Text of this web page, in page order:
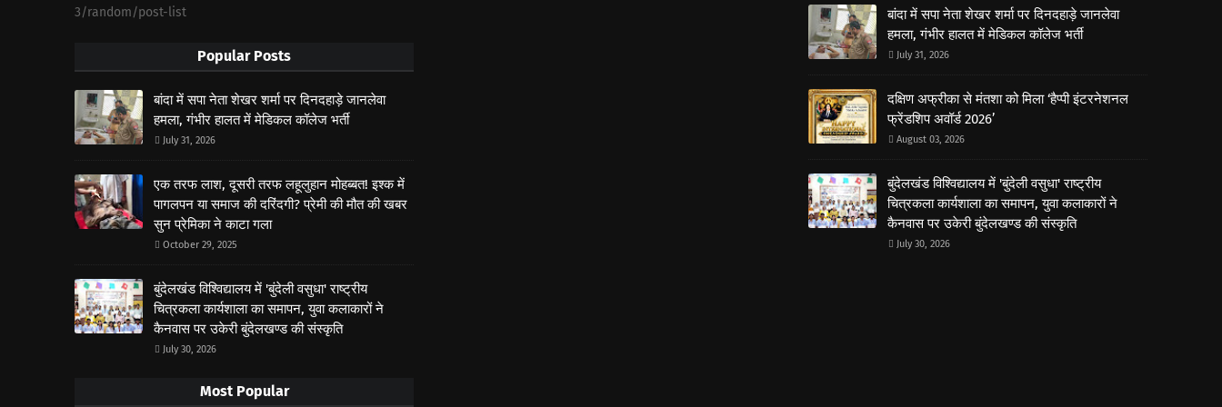
3/random/post-list
Popular Posts
बांदा में सपा नेता शेखर शर्मा पर दिनदहाड़े जानलेवा
हमला, गंभीर हालत में मेडिकल कॉलेज भर्ती
July 31, 2026
एक तरफ लाश, दूसरी तरफ लहूलुहान मोहब्बत! इश्क में
पागलपन या समाज की दरिंदगी? प्रेमी की मौत की खबर
सुन प्रेमिका ने काटा गला
October 29, 2025
बुंदेलखंड विश्विद्यालय में 'बुंदेली वसुधा' राष्ट्रीय
चित्रकला कार्यशाला का समापन, युवा कलाकारों ने
कैनवास पर उकेरी बुंदेलखण्ड की संस्कृति
July 30, 2026
Most Popular
बांदा में सपा नेता शेखर शर्मा पर दिनदहाड़े जानलेवा
हमला, गंभीर हालत में मेडिकल कॉलेज भर्ती
July 31, 2026
दक्षिण अफ्रीका से मंतशा को मिला ‘हैप्पी इंटरनेशनल
फ्रेंडशिप अवॉर्ड 2026’
August 03, 2026
बुंदेलखंड विश्विद्यालय में 'बुंदेली वसुधा' राष्ट्रीय
चित्रकला कार्यशाला का समापन, युवा कलाकारों ने
कैनवास पर उकेरी बुंदेलखण्ड की संस्कृति
July 30, 2026